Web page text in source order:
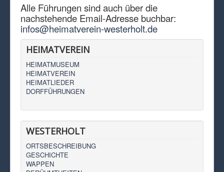
Alle Führungen sind auch über die
nachstehende Email-Adresse buchbar:
infos@heimatverein-westerholt.de
HEIMATVEREIN
HEIMATMUSEUM
HEIMATVEREIN
HEIMATLIEDER
DORFFÜHRUNGEN
WESTERHOLT
ORTSBESCHREIBUNG
GESCHICHTE
WAPPEN